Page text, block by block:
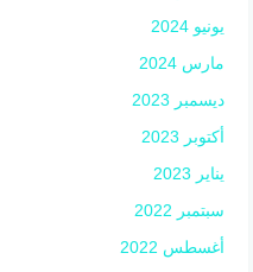
يونيو 2024
مارس 2024
ديسمبر 2023
أكتوبر 2023
يناير 2023
سبتمبر 2022
أغسطس 2022